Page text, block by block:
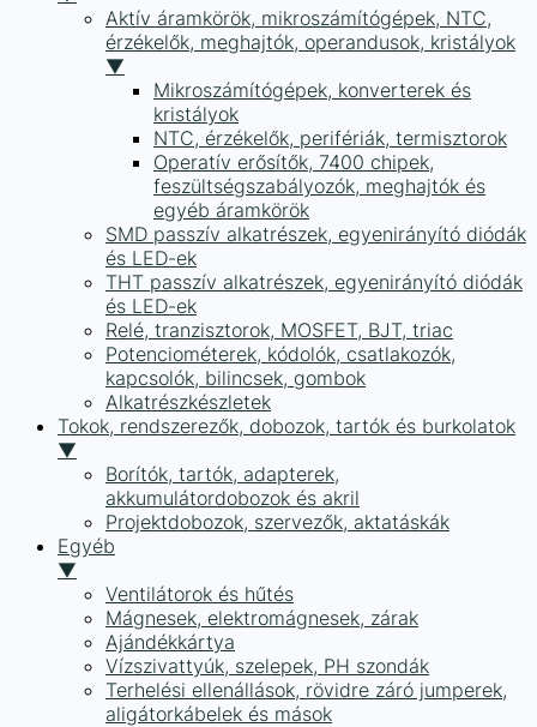
Aktív áramkörök, mikroszámítógépek, NTC,
érzékelők, meghajtók, operandusok, kristályok
▼
Mikroszámítógépek, konverterek és
kristályok
NTC, érzékelők, perifériák, termisztorok
Operatív erősítők, 7400 chipek,
feszültségszabályozók, meghajtók és
egyéb áramkörök
SMD passzív alkatrészek, egyenirányító diódák
és LED-ek
THT passzív alkatrészek, egyenirányító diódák
és LED-ek
Relé, tranzisztorok, MOSFET, BJT, triac
Potenciométerek, kódolók, csatlakozók,
kapcsolók, bilincsek, gombok
Alkatrészkészletek
Tokok, rendszerezők, dobozok, tartók és burkolatok
▼
Borítók, tartók, adapterek,
akkumulátordobozok és akril
Projektdobozok, szervezők, aktatáskák
Egyéb
▼
Ventilátorok és hűtés
Mágnesek, elektromágnesek, zárak
Ajándékkártya
Vízszivattyúk, szelepek, PH szondák
Terhelési ellenállások, rövidre záró jumperek,
aligátorkábelek és mások